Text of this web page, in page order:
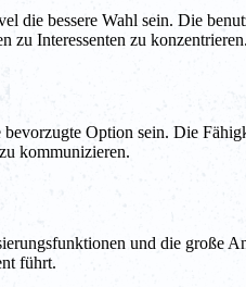
bessere Wahl sein. Die
zu Interessenten zu konzentrieren.
Option sein. Die
kommunizieren.
und die große
führt.